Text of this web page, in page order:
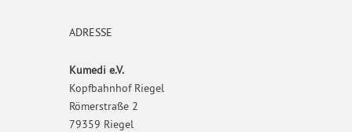
ADRESSE
Kumedi e.V.
Kopfbahnhof Riegel
Römerstraße 2
79359 Riegel